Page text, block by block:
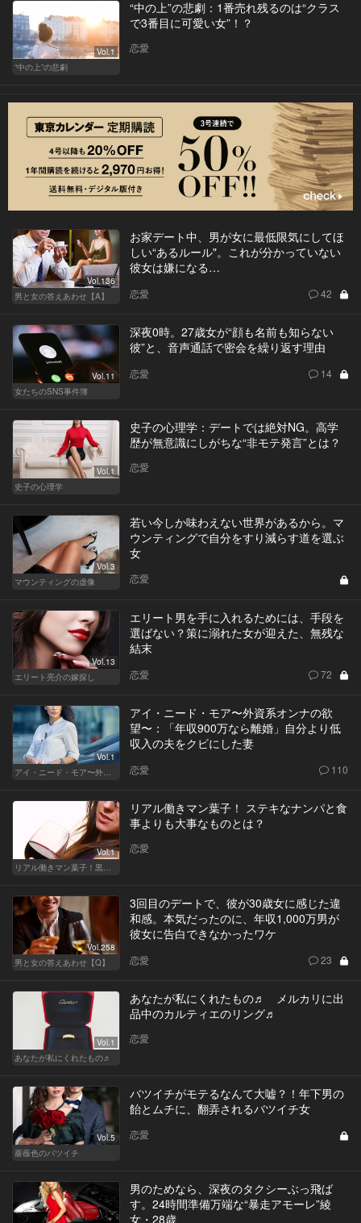
Vol.1
“中の上”の悲劇
“中の上”の悲劇：1番売れ残るのは“クラス
で3番目に可愛い女”！？
恋愛
Vol.136
男と女の答えあわせ【A】
お家デート中、男が女に最低限気にしてほ
しい“あるルール"。これが分かっていない
彼女は嫌になる…
恋愛 42
Vol.11
女たちのSNS事件簿
深夜0時。27歳女が“顔も名前も知らない
彼”と、音声通話で密会を繰り返す理由
恋愛 14
Vol.1
史子の心理学
史子の心理学：デートでは絶対NG。高学
歴が無意識にしがちな“非モテ発言”とは？
恋愛
Vol.3
マウンティングの虚像
若い今しか味わえない世界があるから。マ
ウンティングで自分をすり減らす道を選ぶ
女
恋愛
Vol.13
エリート亮介の嫁探し
エリート男を手に入れるためには、手段を
選ばない？策に溺れた女が迎えた、無残な
結末
恋愛 72
Vol.1
アイ・ニード・モア〜外資系オンナの欲望〜
アイ・ニード・モア〜外資系オンナの欲
望〜：「年収900万なら離婚」自分より低
収入の夫をクビにした妻
恋愛 110
Vol.1
リアル働きマン葉子！黒革の編集手帳 written by 内埜さくら
リアル働きマン葉子！ ステキなナンパと食
事よりも大事なものとは？
恋愛
Vol.258
男と女の答えあわせ【Q】
3回目のデートで、彼が30歳女に感じた違
和感。本気だったのに、年収1,000万男が
彼女に告白できなかったワケ
恋愛 23
Vol.1
あなたが私にくれたもの♬
あなたが私にくれたもの♬ メルカリに出
品中のカルティエのリング♬
恋愛
Vol.5
薔薇色のバツイチ
バツイチがモテるなんて大嘘？！年下男の
飴とムチに、翻弄されるバツイチ女
恋愛
男のためなら、深夜のタクシーぶっ飛ば
す。24時間準備万端な“暴走アモーレ”綾
女・28歳